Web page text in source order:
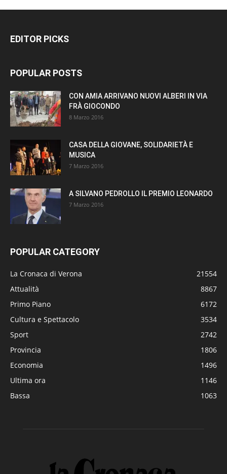
EDITOR PICKS
POPULAR POSTS
CON AMIA ARRIVANO NUOVI ALBERI IN VIA
FRÀ GIOCONDO
8 Marzo 2016
CASA DELLA GIOVANE, SOLIDARIETÀ E
MUSICA
7 Marzo 2016
A SILVANO PEDROLLO IL PREMIO LEONARDO
7 Marzo 2016
POPULAR CATEGORY
La Cronaca di Verona
21554
Attualità
8867
Primo Piano
6172
Cultura e Spettacolo
3534
Sport
2742
Provincia
1806
Economia
1496
Ultima ora
1146
Bassa
1063